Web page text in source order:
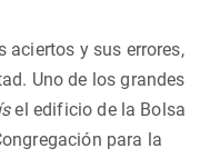
aciertos y sus errores,
Uno de los grandes
el edificio de la Bolsa
para la